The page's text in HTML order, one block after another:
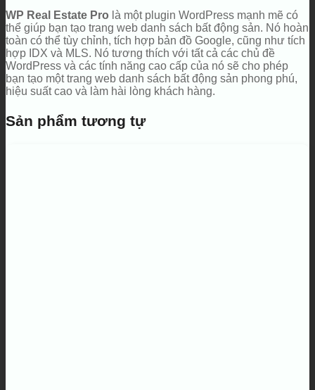
WP Real Estate Pro là một plugin WordPress mạnh mẽ có
thể giúp bạn tạo trang web danh sách bất động sản. Nó hoàn
toàn có thể tùy chỉnh, tích hợp bản đồ Google, cũng như tích
hợp IDX và MLS. Nó tương thích với tất cả các chủ đề
WordPress và các tính năng cao cấp của nó sẽ cho phép
bạn tạo một trang web danh sách bất động sản phong phú,
hiệu suất cao và làm hài lòng khách hàng.
Sản phẩm tương tự